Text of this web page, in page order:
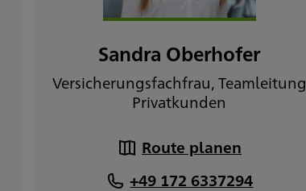
Sandra Oberhofer
Versicherungsfachfrau, Teamleitung
Privatkunden
Route planen
+49 172 6337294